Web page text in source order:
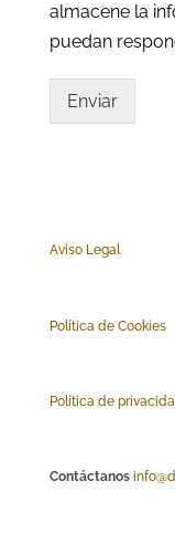
almacene la
puedan
Enviar
Aviso Legal
Política de Cookies
Política de
Contáctanos